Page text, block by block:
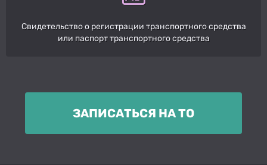
Свидетельство о регистрации транспортного средства
или паспорт транспортного средства
ЗАПИСАТЬСЯ НА ТО